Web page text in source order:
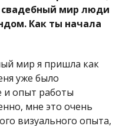
свадебный мир люди
Как ты начала
мир я пришла как
уже было
и опыт работы
мне это очень
визуального опыта,